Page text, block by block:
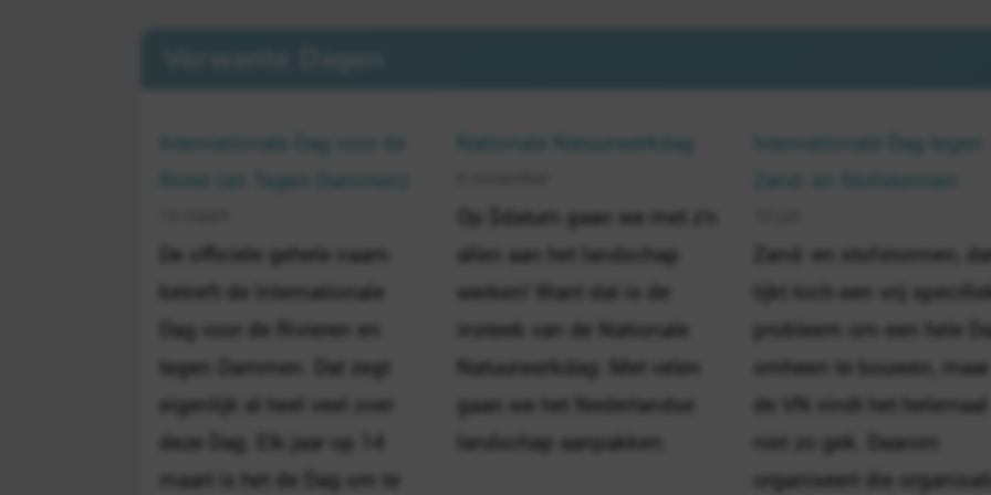
Internationale Dag voor de
Rivier (en Tegen Dammen)
De officiele gehele naam
betreft de Internationale
Dag voor de Rivieren en
tegen Dammen. Dat zegt
eigenlijk al heel veel over
deze Dag. Elk jaar op 14
maart is het de Dag om te
Nationale Natuurwerkdag
Op $datum gaan we met z'n
allen aan het landschap
werken! Want dat is de
insteek van de Nationale
Natuurwerkdag: Met velen
gaan we het Nederlandse
landschap aanpakken.
Internationale Dag tegen
Zand- en Stofstormen
Zand- en stofstormen, dat
lijkt toch een vrij specifiek
probleem om een hele
omheen te bouwen, maar
de VN vindt het helemaal
niet zo gek. Daarom
organiseert die